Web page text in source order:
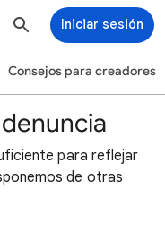
Iniciar sesión
Consejos para creadores
para reflejar
de otras